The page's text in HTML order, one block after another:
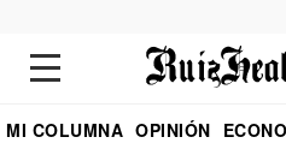
MI COLUMNA OPINIÓN